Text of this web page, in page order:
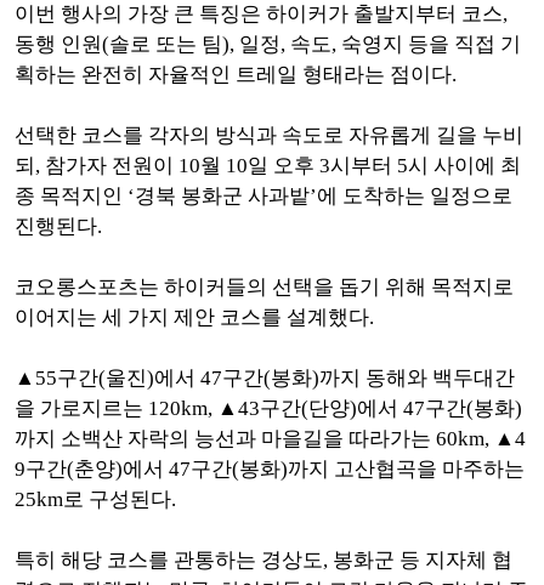
이번 행사의 가장 큰 특징은 하이커가 출발지부터 코스,
동행 인원(솔로 또는 팀), 일정, 속도, 숙영지 등을 직접 기
획하는 완전히 자율적인 트레일 형태라는 점이다.
선택한 코스를 각자의 방식과 속도로 자유롭게 길을 누비
되, 참가자 전원이 10월 10일 오후 3시부터 5시 사이에 최
종 목적지인 ‘경북 봉화군 사과밭’에 도착하는 일정으로
진행된다.
코오롱스포츠는 하이커들의 선택을 돕기 위해 목적지로
이어지는 세 가지 제안 코스를 설계했다.
▲55구간(울진)에서 47구간(봉화)까지 동해와 백두대간
을 가로지르는 120km, ▲43구간(단양)에서 47구간(봉화)
까지 소백산 자락의 능선과 마을길을 따라가는 60km, ▲4
9구간(춘양)에서 47구간(봉화)까지 고산협곡을 마주하는
25km로 구성된다.
특히 해당 코스를 관통하는 경상도, 봉화군 등 지자체 협